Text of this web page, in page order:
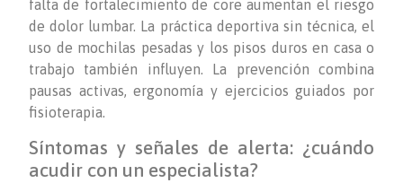
falta de fortalecimiento de core aumentan el riesgo
de dolor lumbar. La práctica deportiva sin técnica, el
uso de mochilas pesadas y los pisos duros en casa o
trabajo también influyen. La prevención combina
pausas activas, ergonomía y ejercicios guiados por
fisioterapia.
Síntomas y señales de alerta: ¿cuándo
acudir con un especialista?